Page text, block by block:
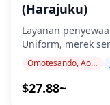
(Harajuku)
Layanan
Uniform, merek
dari 160 tahun di
benar-benar
Anda dapat
Omotesando, Aoyama, Harajuku
$27.88~